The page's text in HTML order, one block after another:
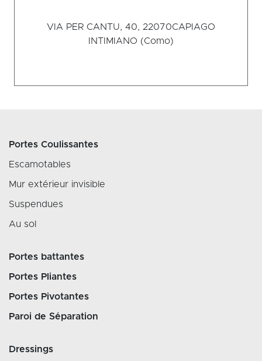
VIA PER CANTU, 40, 22070CAPIAGO
INTIMIANO (Como)
Portes Coulissantes
Escamotables
Mur extérieur invisible
Suspendues
Au sol
Portes battantes
Portes Pliantes
Portes Pivotantes
Paroi de Séparation
Dressings